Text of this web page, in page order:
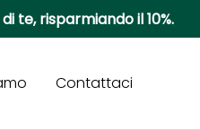
te, risparmiando il 10%.
Contattaci